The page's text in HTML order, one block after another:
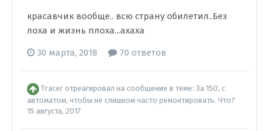
красавчик вообще.. всю страну обилетил..Без
лоха и жизнь плоха...ахаха
30 марта, 2018 70 ответов
Tracer отреагировал на сообщение в теме: За 150, с
автоматом, чтобы не слишком часто ремонтировать. Что?
15 августа, 2017